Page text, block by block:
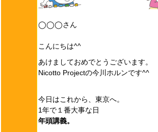
◯◯◯さん
こんにちは^^
あけましておめでとうございます。
Nicotto Projectの今川ホルンです^^
今日はこれから、東京へ。
1年で１番大事な日
年頭講義。